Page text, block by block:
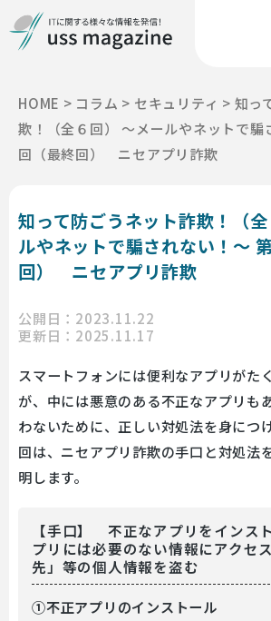
HOME > コラム > セキュリティ > 知っ
欺！（全６回） ～メールやネットで騙
回（最終回） ニセアプリ詐欺
知って防ごうネット詐欺！（
ルやネットで騙されない！～
回） ニセアプリ詐欺
公開日：2023.11.22
更新日：2025.11.17
スマートフォンには便利なアプリがた
が、中には悪意のある不正なアプリも
わないために、正しい対処法を身につ
回は、ニセアプリ詐欺の手口と対処法
明します。
【手口】 不正なアプリをインス
プリには必要のない情報にアクセ
先」等の個人情報を盗む
①不正アプリのインストール